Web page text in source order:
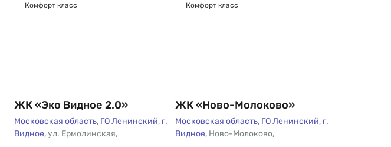
ЖК «Эко Видное 2.0»
Московская область, ГО Ленинский, г.
Видное,ул. Ермолинская,
Есть
Комфорт класс
ЖК «Ново-Молоково»
Московская область, ГО Ленинский, г.
Видное, Ново-Молоково,
Есть
Комфорт класс